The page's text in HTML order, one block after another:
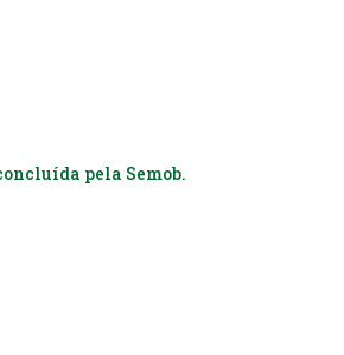
pela Semob.